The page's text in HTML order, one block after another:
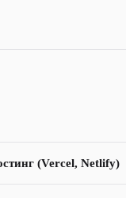
(Vercel, Netlify)